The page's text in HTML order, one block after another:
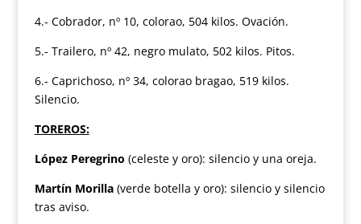
4.- Cobrador, nº 10, colorao, 504 kilos. Ovación.
5.- Trailero, nº 42, negro mulato, 502 kilos. Pitos.
6.- Caprichoso, nº 34, colorao bragao, 519 kilos.
Silencio.
TOREROS:
López Peregrino (celeste y oro): silencio y una oreja.
Martín Morilla (verde botella y oro): silencio y silencio
tras aviso.